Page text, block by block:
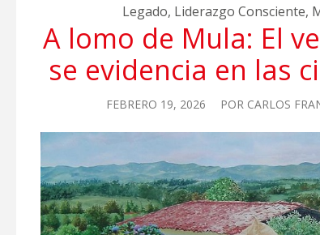
Legado, Liderazgo Consciente,
A lomo de Mula: El
se evidencia en las
FEBRERO 19, 2026 POR CARLOS